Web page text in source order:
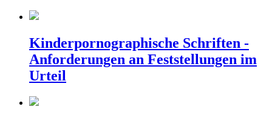
Kinderpornographische Schriften -
Anforderungen an Feststellungen im
Urteil